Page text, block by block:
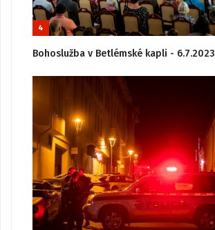
4
Bohoslužba v Betlémské kapli - 6.7.2023